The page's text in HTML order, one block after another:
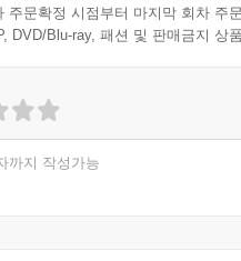
들기 & 액션 연출
주문확정 시점부터 마지막 회차 주
DVD/Blu-ray, 패션 및 판매금지 상
까지 작성가능